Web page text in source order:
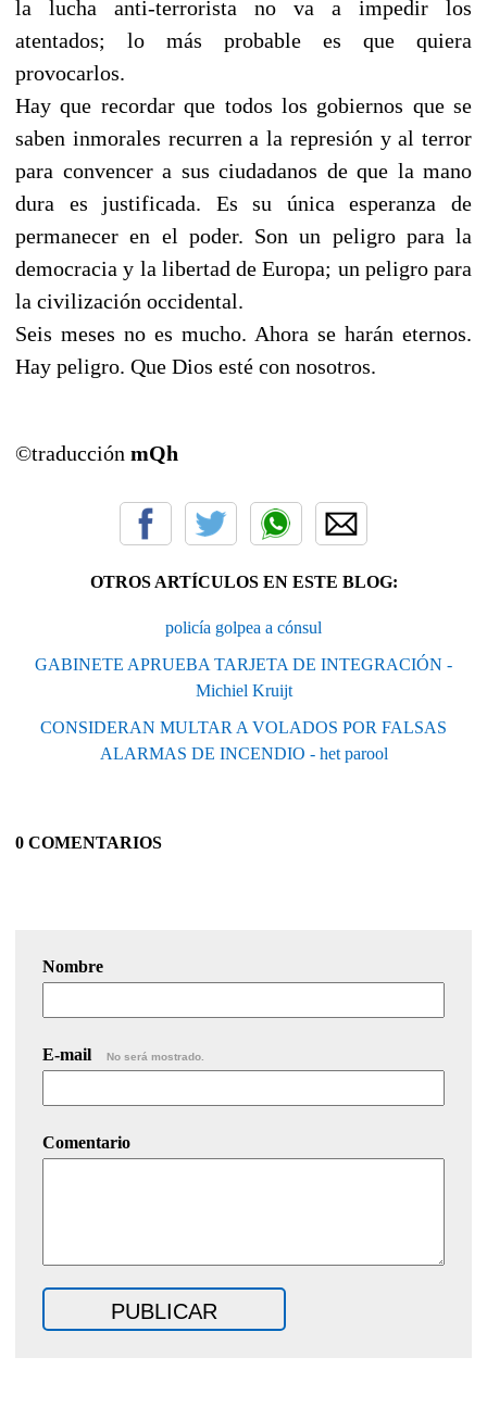
la lucha anti-terrorista no va a impedir los
atentados; lo más probable es que quiera
provocarlos.
Hay que recordar que todos los gobiernos que se
saben inmorales recurren a la represión y al terror
para convencer a sus ciudadanos de que la mano
dura es justificada. Es su única esperanza de
permanecer en el poder. Son un peligro para la
democracia y la libertad de Europa; un peligro para
la civilización occidental.
Seis meses no es mucho. Ahora se harán eternos.
Hay peligro. Que Dios esté con nosotros.
©traducción mQh
OTROS ARTÍCULOS EN ESTE BLOG:
policía golpea a cónsul
GABINETE APRUEBA TARJETA DE INTEGRACIÓN -
Michiel Kruijt
CONSIDERAN MULTAR A VOLADOS POR FALSAS
ALARMAS DE INCENDIO - het parool
0 COMENTARIOS
Nombre
E-mail No será mostrado.
Comentario